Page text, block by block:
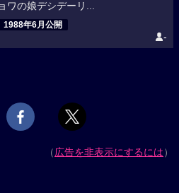
ワの娘デシデーリ...
1988年6月公開
-
（広告を非表示にするには）